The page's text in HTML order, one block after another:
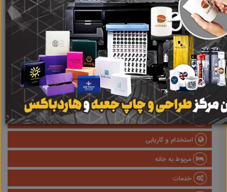
گروه ها
املاک
صنعتی
پزشکی و سلامت
وسایل نقلیه
استخدام و کاریابی
مربوط به خانه
خدمات